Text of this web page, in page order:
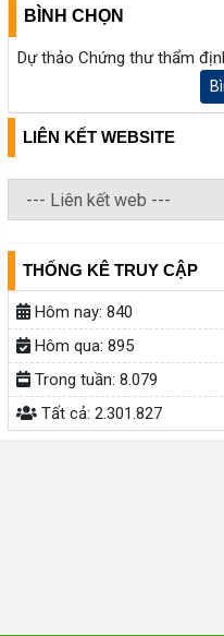
BÌNH CHỌN
Dự thảo Chứng thư thẩm
LIÊN KẾT WEBSITE
THỐNG KÊ TRUY CẬP
Hôm nay: 840
Hôm qua: 895
Trong tuần: 8.079
Tất cả: 2.301.827